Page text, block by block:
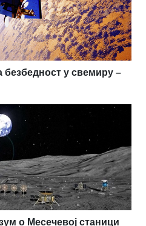
у свемиру –
о Месечевој станици